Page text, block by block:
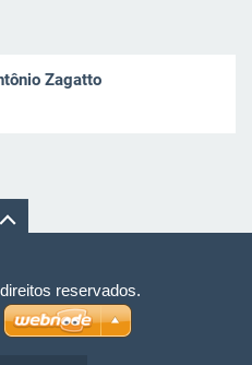
Zagatto
reservados.